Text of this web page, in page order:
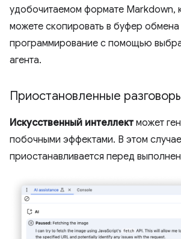
удобочитаемом формате Markdown,
можете скопировать в буфер
программирование с помощью
агента.
Приостановленные
Искусственный интеллектможет
побочными эффектами. В этом
приостанавливается перед